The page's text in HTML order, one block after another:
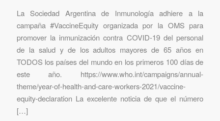
La Sociedad Argentina de Inmunología adhiere a la
campaña #VaccineEquity organizada por la OMS para
promover la inmunización contra COVID-19 del personal
de la salud y de los adultos mayores de 65 años en
TODOS los países del mundo en los primeros 100 días de
este año. https://www.who.int/campaigns/annual-
theme/year-of-health-and-care-workers-2021/vaccine-
equity-declaration La excelente noticia de que el número
[…]